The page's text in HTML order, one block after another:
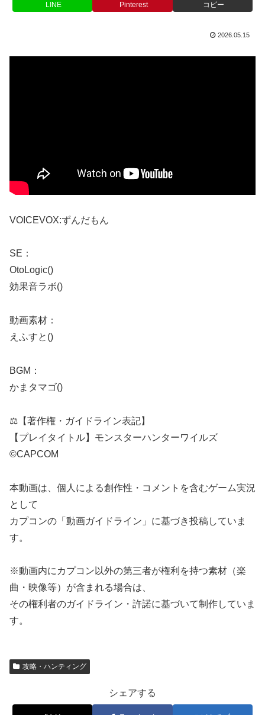
LINE Pinterest コピー
2026.05.15
VOICEVOX:ずんだもん
SE：
OtoLogic()
効果音ラボ()
動画素材：
えふすと()
BGM：
かまタマゴ()
⚖️【著作権・ガイドライン表記】
【プレイタイトル】モンスターハンターワイルズ
©CAPCOM
本動画は、個人による創作性・コメントを含むゲーム実況
として
カプコンの「動画ガイドライン」に基づき投稿していま
す。
※動画内にカプコン以外の第三者が権利を持つ素材（楽
曲・映像等）が含まれる場合は、
その権利者のガイドライン・許諾に基づいて制作していま
す。
攻略・ハンティング
シェアする